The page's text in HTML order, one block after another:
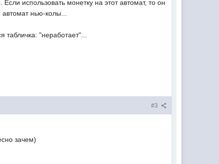
использовать монетку на этот автомат, то он
нью-колы...
табличка: "неработает"...
#3
зачем)